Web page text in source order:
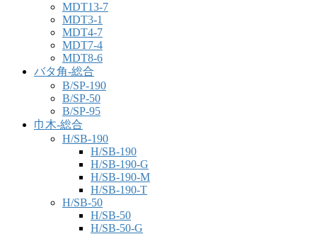
MDT13-7
MDT3-1
MDT4-7
MDT7-4
MDT8-6
バタ角-総合
B/SP-190
B/SP-50
B/SP-95
巾木-総合
H/SB-190
H/SB-190
H/SB-190-G
H/SB-190-M
H/SB-190-T
H/SB-50
H/SB-50
H/SB-50-G